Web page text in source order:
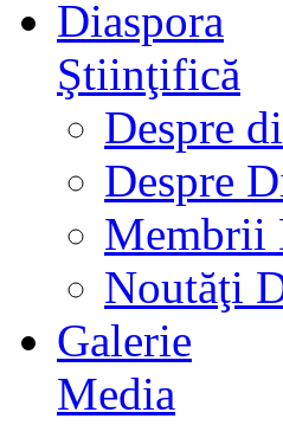
Diaspora
Ştiinţifică
Despre
Despre
Membrii
Noutăţi
Galerie
Media